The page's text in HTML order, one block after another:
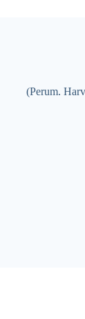
(Perum.